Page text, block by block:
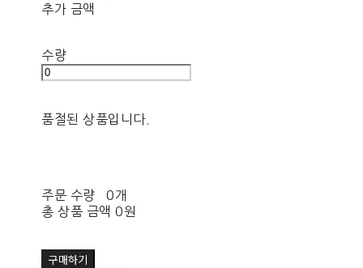
추가 금액
수량
품절된 상품입니다.
주문 수량
0개
총 상품 금액 0원
구매하기